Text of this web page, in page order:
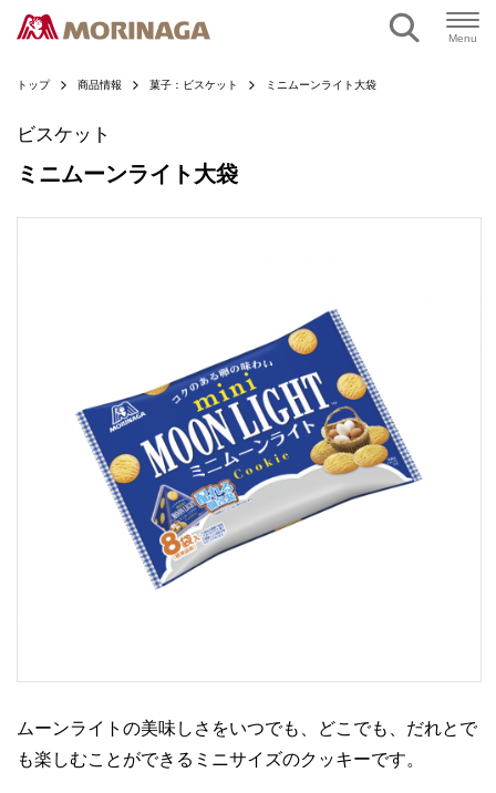
Menu
トップ 商品情報 菓子：ビスケット ミニムーンライト大袋
ビスケット
ミニムーンライト大袋
ムーンライトの美味しさをいつでも、どこでも、だれとで
も楽しむことができるミニサイズのクッキーです。